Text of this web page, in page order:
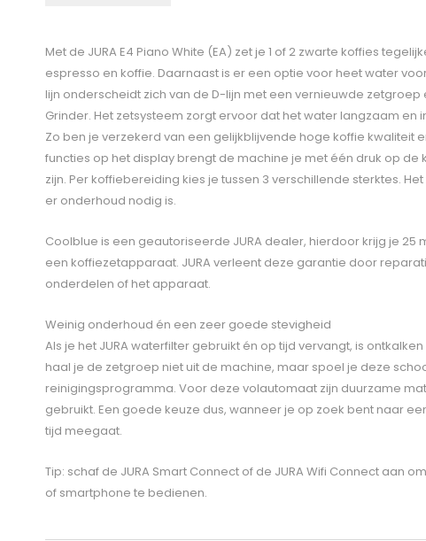
Met de JURA E4 Piano White (EA) zet je 1 of 2 zwarte koffies
espresso en koffie. Daarnaast is er een optie voor heet water
lijn onderscheidt zich van de D-lijn met een vernieuwde zetgroep
Grinder. Het zetsysteem zorgt ervoor dat het water langzaam en
Zo ben je verzekerd van een gelijkblijvende hoge koffie kwaliteit
functies op het display brengt de machine je met één druk op de
zijn. Per koffiebereiding kies je tussen 3 verschillende sterktes.
er onderhoud nodig is.
Coolblue is een geautoriseerde JURA dealer, hierdoor krijg je 25
een koffiezetapparaat. JURA verleent deze garantie door
onderdelen of het apparaat.
Weinig onderhoud én een zeer goede stevigheid
Als je het JURA waterfilter gebruikt én op tijd vervangt, is
haal je de zetgroep niet uit de machine, maar spoel je deze
reinigingsprogramma. Voor deze volautomaat zijn duurzame
gebruikt. Een goede keuze dus, wanneer je op zoek bent naar
tijd meegaat.
Tip: schaf de JURA Smart Connect of de JURA Wifi Connect aan
of smartphone te bedienen.